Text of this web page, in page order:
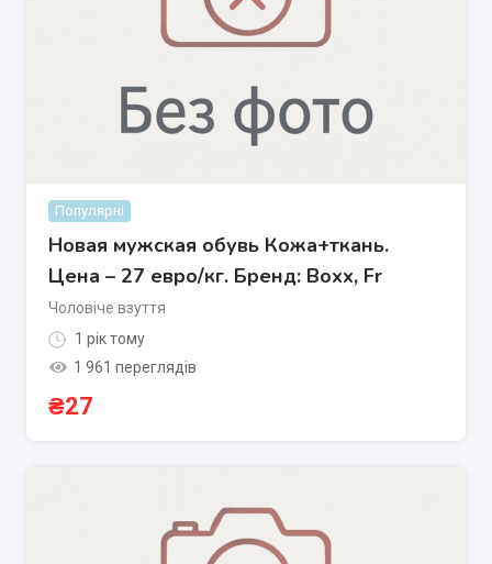
Популярні
Новая мужская обувь Кожа+ткань.
Цена – 27 евро/кг. Бренд: Вохх, Fr
Чоловіче взуття
1 рік тому
1 961 переглядів
₴27